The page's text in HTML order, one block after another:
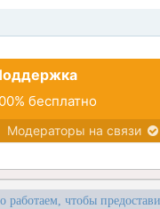
бесплатно
Модераторы на связи
работаем, чтобы